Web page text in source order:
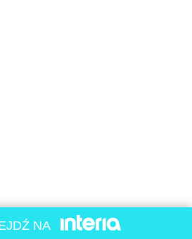
NA